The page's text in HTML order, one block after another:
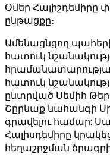
Օմեր Հալիշդեմիրը
ընթացքը։
Ամենացնցող
հատուկ
հատուկ
ընտրված Սեմիհ
Շըրնաք նահանգի
գրավելու համար:
Հալիսդեմիրը
հեղաշրջման